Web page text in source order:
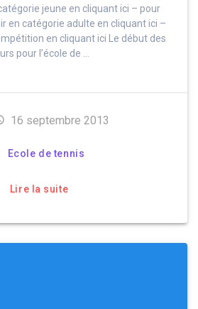
jeune en cliquant ici – pour
en catégorie adulte en cliquant ici –
en cliquant ici Le début des
pour l’école de …
16 septembre 2013
Ecole de tennis
Lire la suite